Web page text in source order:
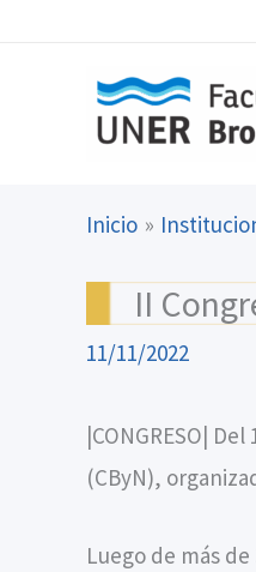
contenido
Inicio
II
11/11/2022
|CONGRESO|
(CByN),
Luego de más